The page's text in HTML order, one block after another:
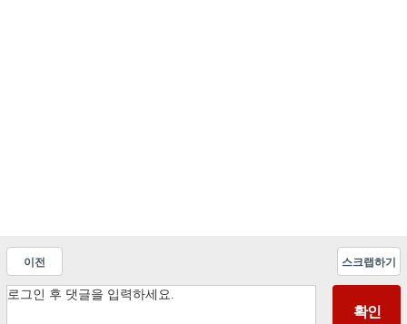
이전 스크랩하기